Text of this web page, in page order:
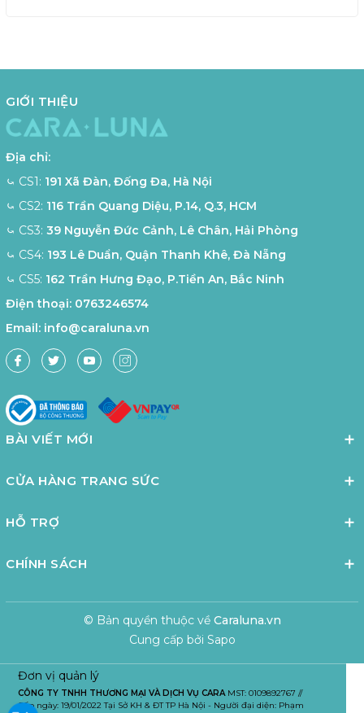
GIỚI THIỆU
Địa chỉ:
⤿ CS1: 191 Xã Đàn, Đống Đa, Hà Nội
⤿ CS2: 116 Trần Quang Diệu, P.14, Q.3, HCM
⤿ CS3: 39 Nguyễn Đức Cảnh, Lê Chân, Hải Phòng
⤿ CS4: 193 Lê Duẩn, Quận Thanh Khê, Đà Nẵng
⤿ CS5: 162 Trần Hưng Đạo, P.Tiền An, Bắc Ninh
Điện thoại: 0763246574
Email: info@caraluna.vn
BÀI VIẾT MỚI
CỬA HÀNG TRANG SỨC
HỖ TRỢ
CHÍNH SÁCH
© Bản quyền thuộc về Caraluna.vn
Cung cấp bởi Sapo
Đơn vị quản lý
CÔNG TY TNHH THƯƠNG MẠI VÀ DỊCH VỤ CARAMST: 0109892767 //
Cấp ngày: 19/01/2022 Tại Sở KH & ĐT TP Hà Nội - Người đại diện: Phạm